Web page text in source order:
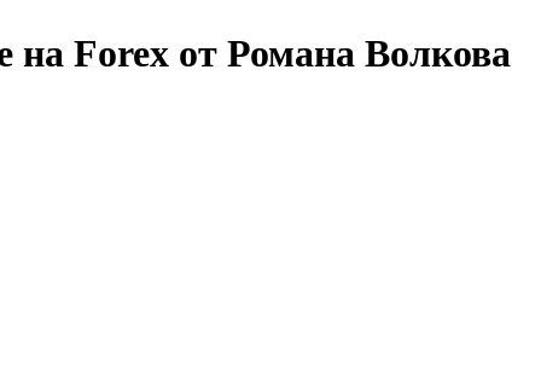
на Forex от Романа Волкова